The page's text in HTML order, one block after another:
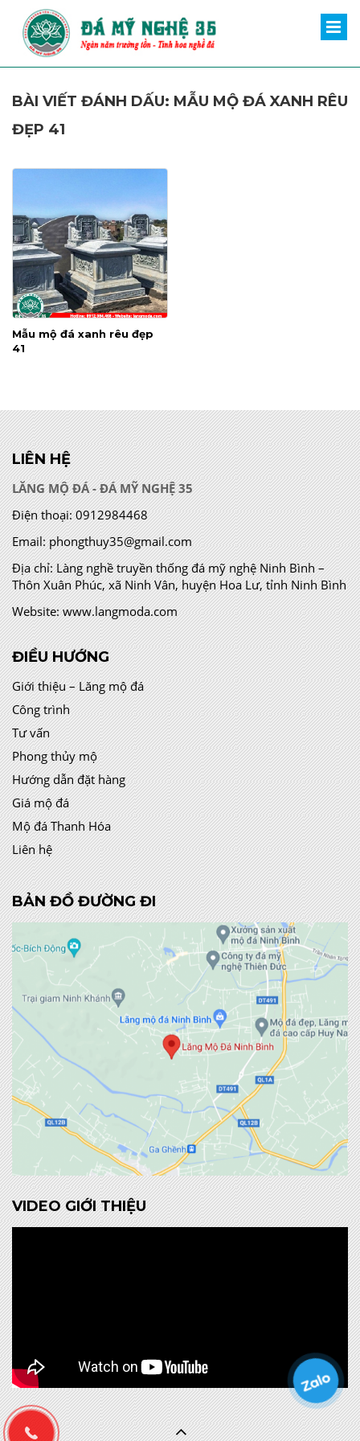
BÀI VIẾT ĐÁNH DẤU: MẪU MỘ ĐÁ XANH RÊU
ĐẸP 41
Mẫu mộ đá xanh rêu đẹp
41
LIÊN HỆ
LĂNG MỘ ĐÁ - ĐÁ MỸ NGHỆ 35
Điện thoại: 0912984468
Email: phongthuy35@gmail.com
Địa chỉ:Làng nghề truyền thống đá mỹ nghệ Ninh Bình –
Thôn Xuân Phúc, xã Ninh Vân, huyện Hoa Lư, tỉnh Ninh Bình
Website: www.langmoda.com
ĐIỀU HƯỚNG
Giới thiệu – Lăng mộ đá
Công trình
Tư vấn
Phong thủy mộ
Hướng dẫn đặt hàng
Giá mộ đá
Mộ đá Thanh Hóa
Liên hệ
BẢN ĐỒ ĐƯỜNG ĐI
VIDEO GIỚI THIỆU